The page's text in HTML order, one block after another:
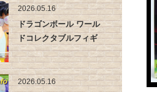
2026.05.16
ドラゴンボール ワール
ドコレクタブルフィギ
ュア -…
2026.05.16